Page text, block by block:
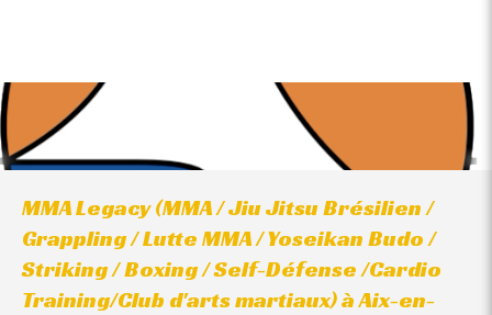
MMA Legacy (MMA / Jiu Jitsu Brésilien /
Grappling / Lutte MMA / Yoseikan Budo /
Striking / Boxing / Self-Défense /Cardio
Training/Club d'arts martiaux) à Aix-en-